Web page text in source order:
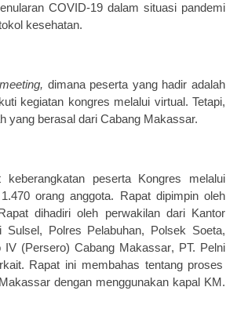
COVID-19dalam situasi pandemi
kesehatan.
dimana peserta yang hadir adalah
kegiatan kongres melalui virtual. Tetapi,
yang berasal dari Cabang Makassar.
keberangkatan peserta Kongres melalui
orang anggota. Rapat dipimpin oleh
dihadiri oleh perwakilan dari Kantor
Sulsel, Polres Pelabuhan, Polsek Soeta,
IV (Persero) Cabang Makassar, PT. Pelni
Rapat ini membahas tentang proses
Makassar dengan menggunakan kapal KM.